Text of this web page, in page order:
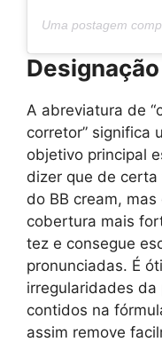
A abreviatura de
corretor” significa
objetivo principal
dizer que de certa
do BB cream,
cobertura mais
tez e consegue
pronunciadas. É
irregularidades da
contidos na
assim remove